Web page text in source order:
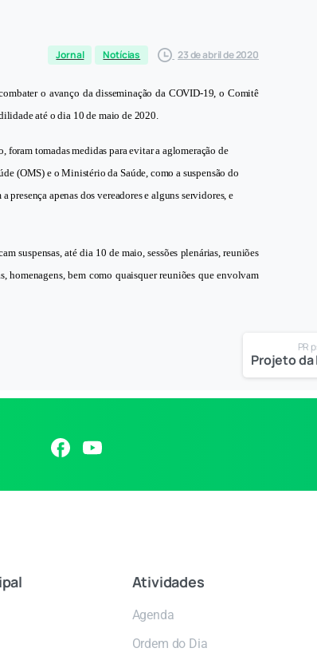
Jornal Notícias 23 de abril de 2020
o avanço da disseminação da COVID-19, o Comitê
até o dia 10 de maio de 2020.
foram tomadas medidas para evitar a aglomeração de
(OMS) e o Ministério da Saúde, como a suspensão do
apenas dos vereadores e alguns servidores, e
suspensas, até dia 10 de maio, sessões plenárias, reuniões
homenagens, bem como quaisquer reuniões que envolvam
PR
Atividades
Agenda
Ordem do Dia